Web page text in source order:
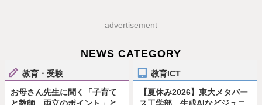
advertisement
NEWS CATEGORY
教育・受験
お母さん先生に聞く「子育て
教育ICT
【夏休み2026】東大メタバー